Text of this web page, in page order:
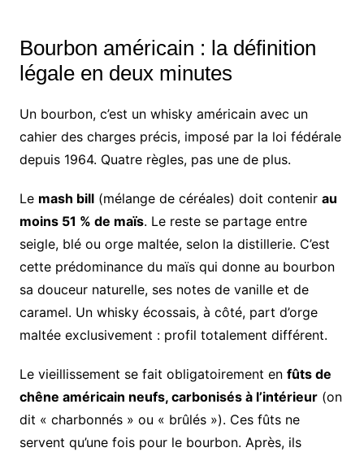
Bourbon américain : la définition
légale en deux minutes
Un bourbon, c’est un whisky américain avec un
cahier des charges précis, imposé par la loi fédérale
depuis 1964. Quatre règles, pas une de plus.
Le mash bill(mélange de céréales) doit contenir au
moins 51 % de maïs. Le reste se partage entre
seigle, blé ou orge maltée, selon la distillerie. C’est
cette prédominance du maïs qui donne au bourbon
sa douceur naturelle, ses notes de vanille et de
caramel. Un whisky écossais, à côté, part d’orge
maltée exclusivement : profil totalement différent.
Le vieillissement se fait obligatoirement en fûts de
chêne américain neufs, carbonisés à l’intérieur(on
dit « charbonnés » ou « brûlés »). Ces fûts ne
servent qu’une fois pour le bourbon. Après, ils